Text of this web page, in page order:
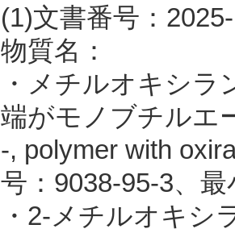
(1)文書番号：
物質名：
・メチルオキシ
端がモノブチルエ
-, polymer with
号：9038-95-3、
・2-メチルオキシ